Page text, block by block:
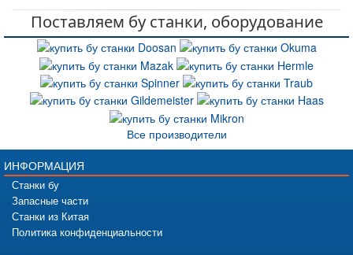
Поставляем бу станки, оборудование
Все производители
ИНФОРМАЦИЯ
Станки бу
Запасные части
Станки из Китая
Политика конфиденциальности